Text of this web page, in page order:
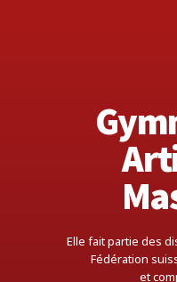
Elle fait partie des
Fédération
et